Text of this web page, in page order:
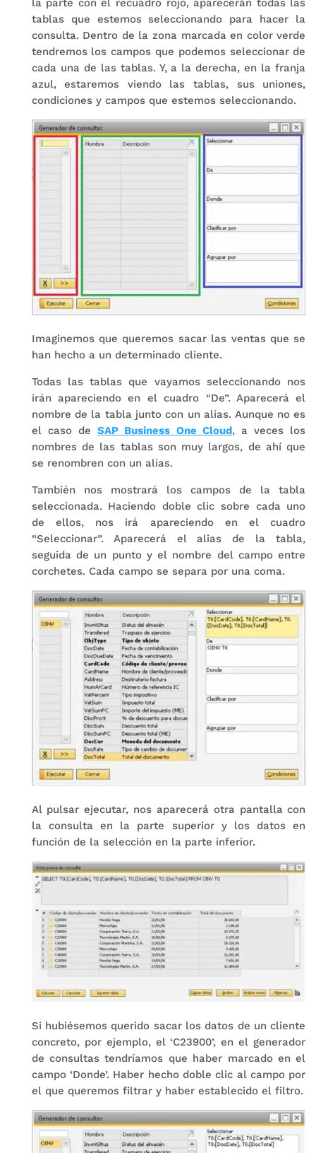
la parte con el recuadro rojo, aparecerán todas las
tablas que estemos seleccionando para hacer la
consulta. Dentro de la zona marcada en color verde
tendremos los campos que podemos seleccionar de
cada una de las tablas. Y, a la derecha, en la franja
azul, estaremos viendo las tablas, sus uniones,
condiciones y campos que estemos seleccionando.
Imaginemos que queremos sacar las ventas que se
han hecho a un determinado cliente.
Todas las tablas que vayamos seleccionando nos
irán apareciendo en el cuadro “De”. Aparecerá el
nombre de la tabla junto con un alias. Aunque no es
el caso deSAP Business One Cloud, a veces los
nombres de las tablas son muy largos, de ahí que
se renombren con un alias.
También nos mostrará los campos de la tabla
seleccionada. Haciendo doble clic sobre cada uno
de ellos, nos irá apareciendo en el cuadro
“Seleccionar”. Aparecerá el alias de la tabla,
seguida de un punto y el nombre del campo entre
corchetes. Cada campo se separa por una coma.
Al pulsar ejecutar, nos aparecerá otra pantalla con
la consulta en la parte superior y los datos en
función de la selección en la parte inferior.
Si hubiésemos querido sacar los datos de un cliente
concreto, por ejemplo, el ‘C23900’, en el generador
de consultas tendríamos que haber marcado en el
campo ‘Donde’. Haber hecho doble clic al campo por
el que queremos filtrar y haber establecido el filtro.